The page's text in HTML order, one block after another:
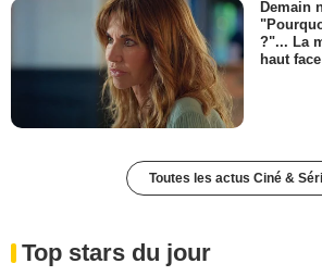
Demain
?"... La
haut
Toutes les actus Ciné &
Top stars du jour